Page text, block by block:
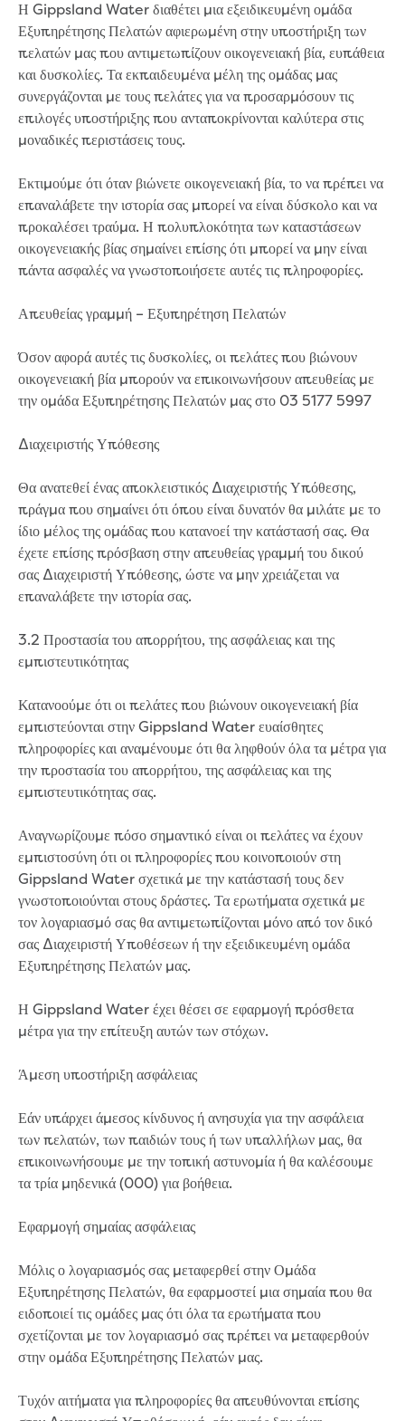
Trade Waste Customer Charter review
Water supply research
Customer Reference Group
Customer Reference Group meeting
summary archive
Sounding Board
Sign up for our Sounding Board
Community reports
Performance report 2024
Performance report 2025
Performance report 2026
Previous community reports
Environment
Drouin
Dutson Downs
Environmental management at
Mirboo North
Moondarra Reservoir
Rawson
Sunny Creek
Threatened species
Climate Change action
Energy Management
Traditional Owners and cultural
Sponsor my event or community group
Apply for in-kind support
Drink Gippy Tap community water bottle
initiative
Financial sponsorship
Recreation
Community news
Contact us
Concessions
Building and development
Payments and billing
Who we are and what we do
Careers
Career pathways
School based apprenticeship or
traineeship
Traineeships
Work experience
Gippsland Water Federation University
Scholarship
Summer internship program
Graduate program
Current opportunities
How to apply
Our people
Why choose us?
Gippsland Regional Agribusiness
Η Gippsland Water διαθέτει μια εξειδικευμένη ομάδα
Εξυπηρέτησης Πελατών αφιερωμένη στην υποστήριξη των
πελατών μας που αντιμετωπίζουν οικογενειακή βία, ευπάθεια
και δυσκολίες. Τα εκπαιδευμένα μέλη της ομάδας μας
συνεργάζονται με τους πελάτες για να προσαρμόσουν τις
επιλογές υποστήριξης που ανταποκρίνονται καλύτερα στις
μοναδικές περιστάσεις τους.
Εκτιμούμε ότι όταν βιώνετε οικογενειακή βία, το να πρέπει να
επαναλάβετε την ιστορία σας μπορεί να είναι δύσκολο και να
προκαλέσει τραύμα. Η πολυπλοκότητα των καταστάσεων
οικογενειακής βίας σημαίνει επίσης ότι μπορεί να μην είναι
πάντα ασφαλές να γνωστοποιήσετε αυτές τις πληροφορίες.
Απευθείας γραμμή – Εξυπηρέτηση Πελατών
Όσον αφορά αυτές τις δυσκολίες, οι πελάτες που βιώνουν
οικογενειακή βία μπορούν να επικοινωνήσουν απευθείας με
την ομάδα Εξυπηρέτησης Πελατών μας στο 03 5177 5997
Διαχειριστής Υπόθεσης
Θα ανατεθεί ένας αποκλειστικός Διαχειριστής Υπόθεσης,
πράγμα που σημαίνει ότι όπου είναι δυνατόν θα μιλάτε με το
ίδιο μέλος της ομάδας που κατανοεί την κατάστασή σας. Θα
έχετε επίσης πρόσβαση στην απευθείας γραμμή του δικού
σας Διαχειριστή Υπόθεσης, ώστε να μην χρειάζεται να
επαναλάβετε την ιστορία σας.
3.2 Προστασία του απορρήτου, της ασφάλειας και της
εμπιστευτικότητας
Κατανοούμε ότι οι πελάτες που βιώνουν οικογενειακή βία
εμπιστεύονται στην Gippsland Water ευαίσθητες
πληροφορίες και αναμένουμε ότι θα ληφθούν όλα τα μέτρα για
την προστασία του απορρήτου, της ασφάλειας και της
εμπιστευτικότητας σας.
Αναγνωρίζουμε πόσο σημαντικό είναι οι πελάτες να έχουν
εμπιστοσύνη ότι οι πληροφορίες που κοινοποιούν στη
Gippsland Water σχετικά με την κατάστασή τους δεν
γνωστοποιούνται στους δράστες. Τα ερωτήματα σχετικά με
τον λογαριασμό σας θα αντιμετωπίζονται μόνο από τον δικό
σας Διαχειριστή Υποθέσεων ή την εξειδικευμένη ομάδα
Εξυπηρέτησης Πελατών μας.
Η Gippsland Water έχει θέσει σε εφαρμογή πρόσθετα
μέτρα για την επίτευξη αυτών των στόχων.
Άμεση υποστήριξη ασφάλειας
Εάν υπάρχει άμεσος κίνδυνος ή ανησυχία για την ασφάλεια
των πελατών, των παιδιών τους ή των υπαλλήλων μας, θα
επικοινωνήσουμε με την τοπική αστυνομία ή θα καλέσουμε
τα τρία μηδενικά (000) για βοήθεια.
Εφαρμογή σημαίας ασφάλειας
Μόλις ο λογαριασμός σας μεταφερθεί στην Ομάδα
Εξυπηρέτησης Πελατών, θα εφαρμοστεί μια σημαία που θα
ειδοποιεί τις ομάδες μας ότι όλα τα ερωτήματα που
σχετίζονται με τον λογαριασμό σας πρέπει να μεταφερθούν
στην ομάδα Εξυπηρέτησης Πελατών μας.
Τυχόν αιτήματα για πληροφορίες θα απευθύνονται επίσης